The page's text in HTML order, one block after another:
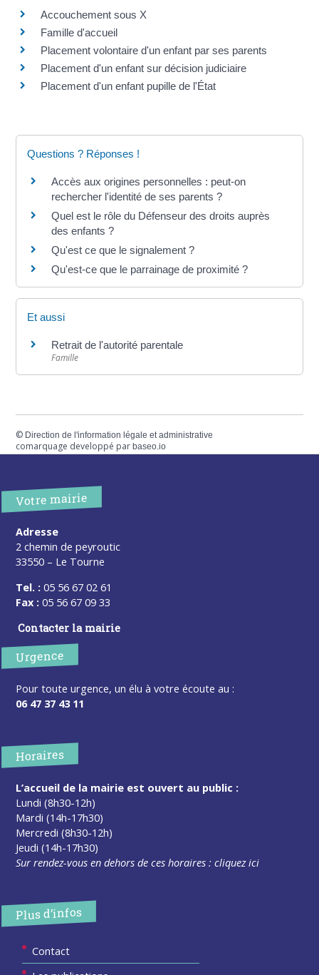
Accouchement sous X
Famille d'accueil
Placement volontaire d'un enfant par ses parents
Placement d'un enfant sur décision judiciaire
Placement d'un enfant pupille de l'État
Questions ? Réponses !
Accès aux origines personnelles : peut-on
rechercher l'identité de ses parents ?
Quel est le rôle du Défenseur des droits auprès
des enfants ?
Qu'est ce que le signalement ?
Qu'est-ce que le parrainage de proximité ?
Et aussi
Retrait de l'autorité parentale
Famille
© Direction de l'information légale et administrative
comarquage developpé parbaseo.io
Votre mairie
Adresse
2 chemin de peyroutic
33550 – Le Tourne
Tel. : 05 56 67 02 61
Fax : 05 56 67 09 33
Contacter la mairie
Urgence
Pour toute urgence, un élu à votre écoute au :
06 47 37 43 11
Horaires
L’accueil de la mairie est ouvert au public :
Lundi (8h30-12h)
Mardi (14h-17h30)
Mercredi (8h30-12h)
Jeudi (14h-17h30)
Sur rendez-vous en dehors de ces horaires :cliquez ici
Plus d’infos
Contact